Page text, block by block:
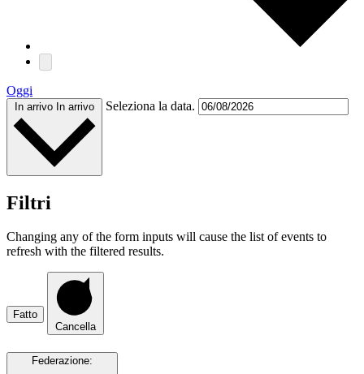
Oggi
In arrivo In arrivo Seleziona la data.
Filtri
Changing any of the form inputs will cause the list of events to
refresh with the filtered results.
Fatto
Cancella
Federazione: